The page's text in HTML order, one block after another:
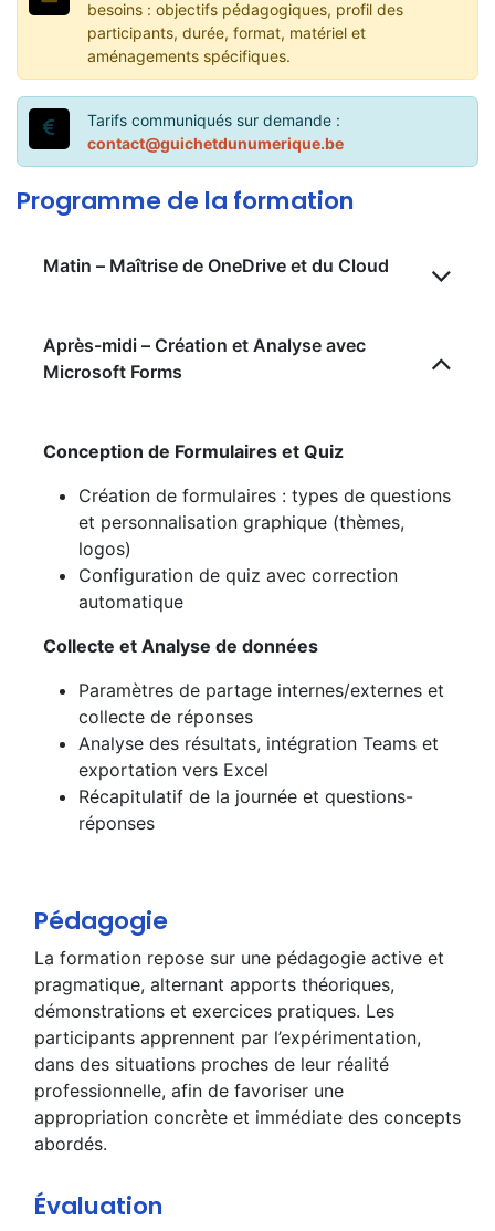
besoins : objectifs pédagogiques, profil des
participants, durée, format, matériel et
aménagements spécifiques.
Tarifs communiqués sur demande :
contact@guichetdunumerique.be
Programme de la formation
Matin – Maîtrise de OneDrive et du Cloud
Après-midi – Création et Analyse avec
Microsoft Forms
Conception de Formulaires et Quiz
Création de formulaires : types de questions
et personnalisation graphique (thèmes,
logos)
Configuration de quiz avec correction
automatique
Collecte et Analyse de données
Paramètres de partage internes/externes et
collecte de réponses
Analyse des résultats, intégration Teams et
exportation vers Excel
Récapitulatif de la journée et questions-
réponses
Pédagogie
La formation repose sur une pédagogie active et
pragmatique, alternant apports théoriques,
démonstrations et exercices pratiques. Les
participants apprennent par l’expérimentation,
dans des situations proches de leur réalité
professionnelle, afin de favoriser une
appropriation concrète et immédiate des concepts
abordés.
Évaluation